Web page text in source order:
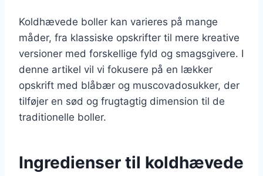
Koldhævede boller kan varieres på mange
måder, fra klassiske opskrifter til mere kreative
versioner med forskellige fyld og smagsgivere. I
denne artikel vil vi fokusere på en lækker
opskrift med blåbær og muscovadosukker, der
tilføjer en sød og frugtagtig dimension til de
traditionelle boller.
Ingredienser til koldhævede